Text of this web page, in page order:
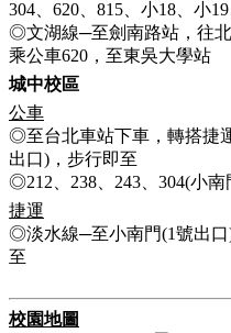
304、620、815、小18、小
◎文湖線─至劍南路站，往
乘公車620，至東吳大學站
城中校區
公車
◎至台北車站下車，轉搭捷
出口)，步行即至
◎212、238、243、304(小南
捷運
◎淡水線─至小南門(1號出口
至
校園地圖